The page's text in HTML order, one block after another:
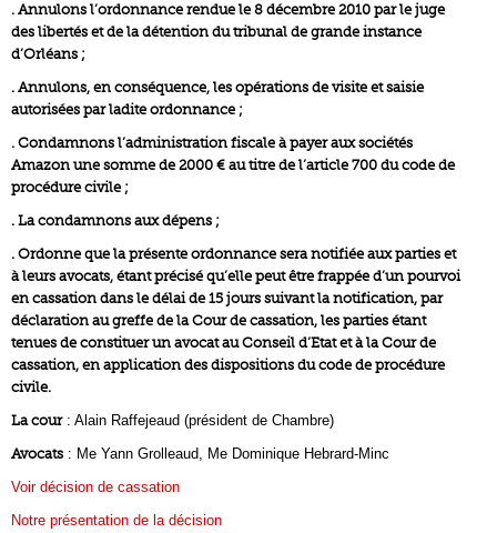
. Annulons l’ordonnance rendue le 8 décembre 2010 par le juge
des libertés et de la détention du tribunal de grande instance
d’Orléans ;
. Annulons, en conséquence, les opérations de visite et saisie
autorisées par ladite ordonnance ;
. Condamnons l’administration fiscale à payer aux sociétés
Amazon une somme de 2000 € au titre de l’article 700 du code de
procédure civile ;
. La condamnons aux dépens ;
. Ordonne que la présente ordonnance sera notifiée aux parties et
à leurs avocats, étant précisé qu’elle peut être frappée d’un pourvoi
en cassation dans le délai de 15 jours suivant la notification, par
déclaration au greffe de la Cour de cassation, les parties étant
tenues de constituer un avocat au Conseil d’Etat et à la Cour de
cassation, en application des dispositions du code de procédure
civile.
La cour: Alain Raffejeaud (président de Chambre)
Avocats : Me Yann Grolleaud, Me Dominique Hebrard-Minc
Voir décision de cassation
Notre présentation de la décision